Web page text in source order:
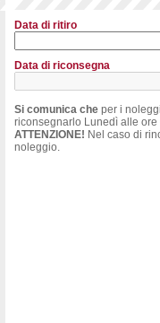
Data di ritiro
Data di riconsegna
Si comunica cheper i
riconsegnarlo Lunedì alle
ATTENZIONE! Nel caso di
noleggio.